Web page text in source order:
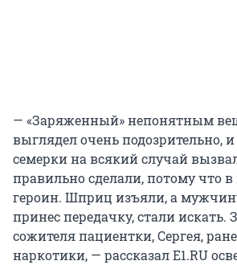
— «Заряженный» непонятным
выглядел очень подозрительно,
семерки на всякий случай
правильно сделали, потому что в
героин. Шприц изъяли, а
принес передачку, стали искать.
сожителя пациентки, Сергея,
наркотики, — рассказал E1.RU